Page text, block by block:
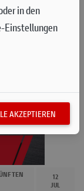
12
JUL
in den
Einstellungen
AKZEPTIEREN